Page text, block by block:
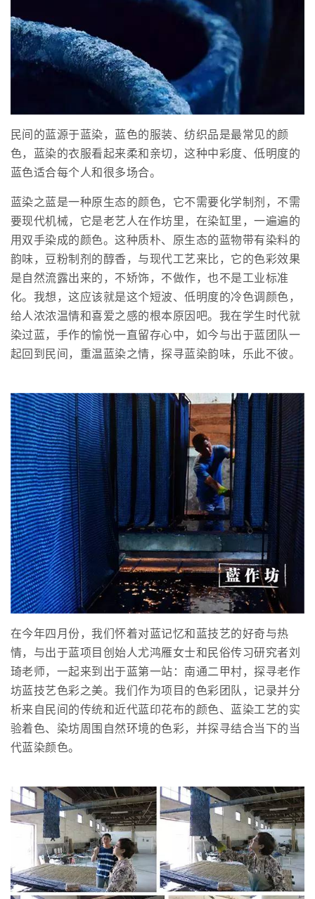
民间的蓝源于蓝染，蓝色的服装、纺织品是最常见的颜
色，蓝染的衣服看起来柔和亲切，这种中彩度、低明度的
蓝色适合每个人和很多场合。
蓝染之蓝是一种原生态的颜色，它不需要化学制剂，不需
要现代机械，它是老艺人在作坊里，在染缸里，一遍遍的
用双手染成的颜色。这种质朴、原生态的蓝物带有染料的
韵味，豆粉制剂的醇香，与现代工艺来比，它的色彩效果
是自然流露出来的，不矫饰，不做作，也不是工业标准
化。我想，这应该就是这个短波、低明度的冷色调颜色，
给人浓浓温情和喜爱之感的根本原因吧。我在学生时代就
染过蓝，手作的愉悦一直留存心中，如今与出于蓝团队一
起回到民间，重温蓝染之情，探寻蓝染韵味，乐此不彼。
在今年四月份，我们怀着对蓝记忆和蓝技艺的好奇与热
情，与出于蓝项目创始人尤鸿雁女士和民俗传习研究者刘
琦老师，一起来到出于蓝第一站：南通二甲村，探寻老作
坊蓝技艺色彩之美。我们作为项目的色彩团队，记录并分
析来自民间的传统和近代蓝印花布的颜色、蓝染工艺的实
验着色、染坊周围自然环境的色彩，并探寻结合当下的当
代蓝染颜色。